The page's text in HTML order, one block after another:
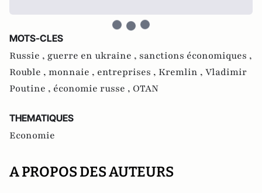
MOTS-CLES
Russie , guerre en ukraine , sanctions économiques ,
Rouble , monnaie , entreprises , Kremlin , Vladimir
Poutine , économie russe , OTAN
THEMATIQUES
Economie
A PROPOS DES AUTEURS